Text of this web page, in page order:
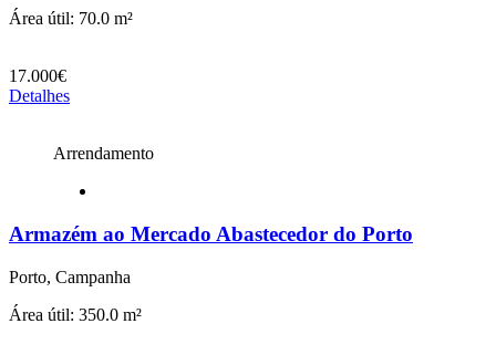
Área útil: 70.0 m²
17.000€
Detalhes
Arrendamento
Armazém ao Mercado Abastecedor do Porto
Porto, Campanha
Área útil: 350.0 m²